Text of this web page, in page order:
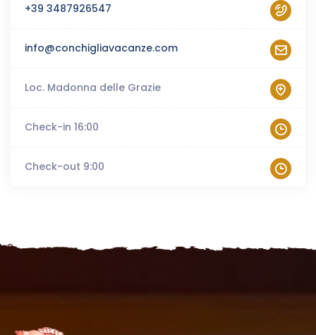
+39 3487926547
info@conchigliavacanze.com
Loc. Madonna delle Grazie
Check-in 16:00
Check-out 9:00